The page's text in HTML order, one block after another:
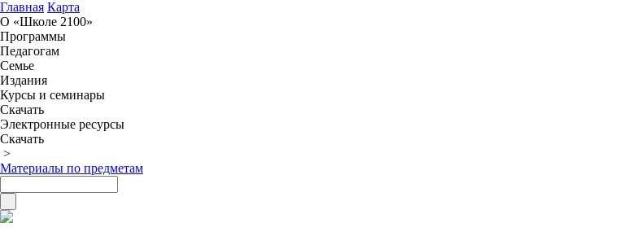
Главная Карта
О «Школе 2100»
Программы
Педагогам
Семье
Издания
Курсы и семинары
Скачать
Электронные ресурсы
Скачать
>
Материалы по предметам